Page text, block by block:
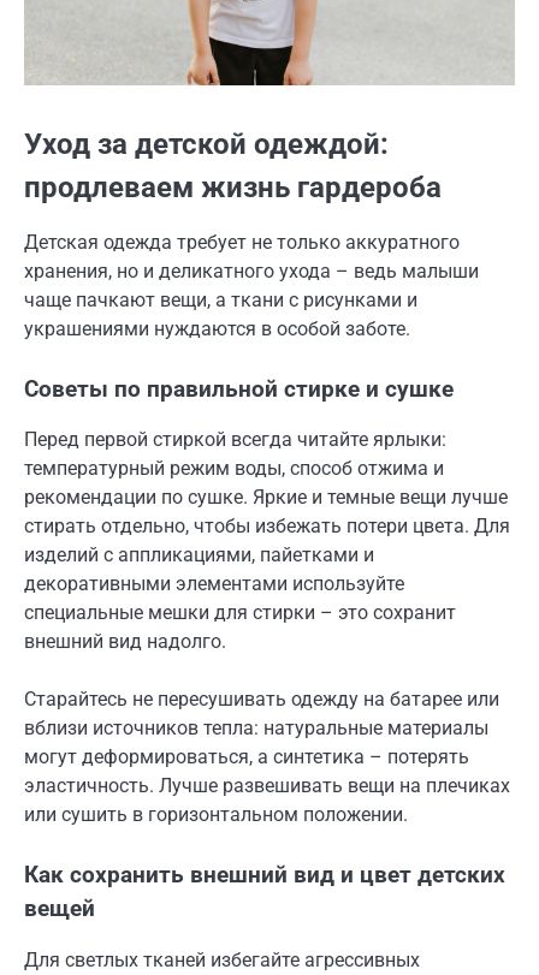
Уход за детской одеждой:
продлеваем жизнь гардероба
Детская одежда требует не только аккуратного
хранения, но и деликатного ухода – ведь малыши
чаще пачкают вещи, а ткани с рисунками и
украшениями нуждаются в особой заботе.
Советы по правильной стирке и сушке
Перед первой стиркой всегда читайте ярлыки:
температурный режим воды, способ отжима и
рекомендации по сушке. Яркие и темные вещи лучше
стирать отдельно, чтобы избежать потери цвета. Для
изделий с аппликациями, пайетками и
декоративными элементами используйте
специальные мешки для стирки – это сохранит
внешний вид надолго.
Старайтесь не пересушивать одежду на батарее или
вблизи источников тепла: натуральные материалы
могут деформироваться, а синтетика – потерять
эластичность. Лучше развешивать вещи на плечиках
или сушить в горизонтальном положении.
Как сохранить внешний вид и цвет детских
вещей
Для светлых тканей избегайте агрессивных